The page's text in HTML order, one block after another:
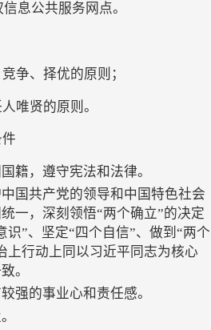
息公共服务网点。
争、择优的原则；
唯贤的原则。
籍，遵守宪法和法律。
国共产党的领导和中国特色社会
一，深刻领悟“两个确立”的决定
识”、坚定“四个自信”、做到“两个
上行动上同以习近平同志为核心
。
强的事业心和责任感。